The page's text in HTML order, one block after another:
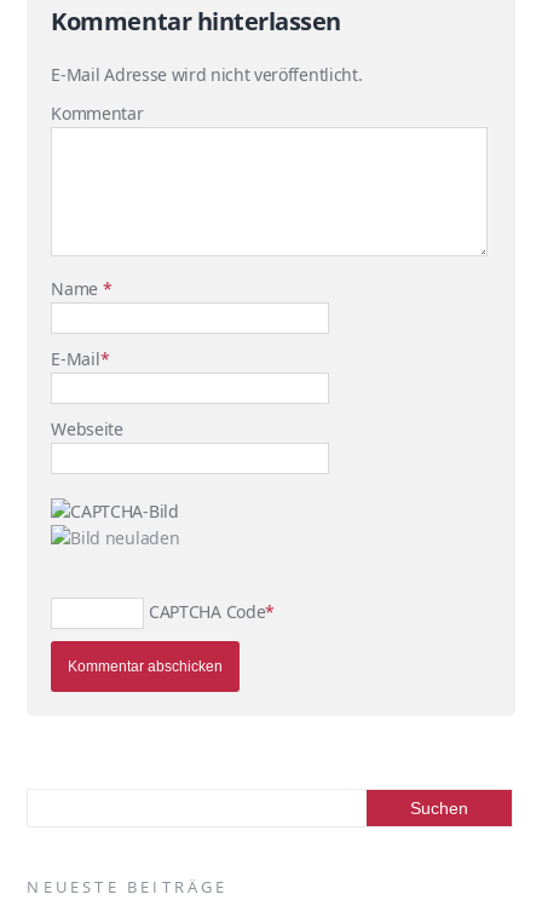
Kommentar hinterlassen
E-Mail Adresse wird nicht veröffentlicht.
Kommentar
Name *
E-Mail*
Webseite
CAPTCHA Code*
NEUESTE BEITRÄGE